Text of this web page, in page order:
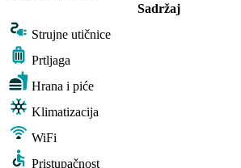
Sadržaj
Strujne utičnice
Prtljaga
Hrana i piće
Klimatizacija
WiFi
Pristupačnost